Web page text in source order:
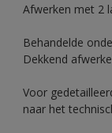
Afwerken met 2
Behandelde
Dekkend
Voor
naar het